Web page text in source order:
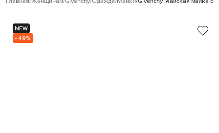
NEW
- 49%